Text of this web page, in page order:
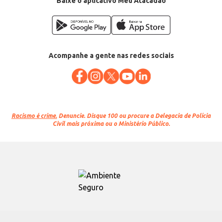
Acompanhe a gente nas redes sociais
Racismo é crime. Denuncie. Disque 100 ou procure a Delegacia de Polícia
Civil mais próxima ou o Ministério Público.